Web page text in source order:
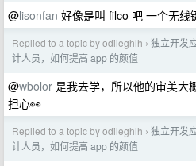
@lisonfan 好像是叫 filco 吧 一个无线
Replied to a topic by odileghlh › 独立开发
计人员，如何提高 app 的颜值
@wbolor 是我去学，所以他的审美大
担心👀
Replied to a topic by odileghlh › 独立开发
计人员，如何提高 app 的颜值